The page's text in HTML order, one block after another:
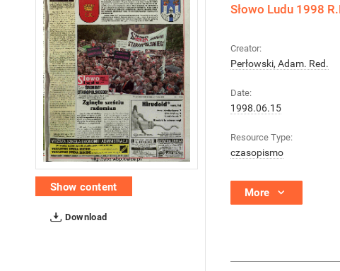
Show content
Download
Słowo Ludu 1998
Creator:
Perłowski, Adam. Red.
Date:
1998.06.15
Resource Type:
czasopismo
More